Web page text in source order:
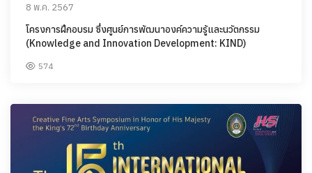
8 พ.ค. 2567
โครงการฝึกอบรม ซึ่งศูนย์การพัฒนาองค์ความรู้และนวัตกรรม
(Knowledge and Innovation Development: KIND)
574